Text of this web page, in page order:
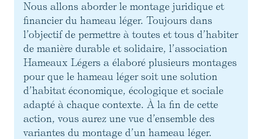
Nous allons aborder le montage juridique et
financier du hameau léger. Toujours dans
l’objectif de permettre à toutes et tous d’habiter
de manière durable et solidaire, l’association
Hameaux Légers a élaboré plusieurs montages
pour que le hameau léger soit une solution
d’habitat économique, écologique et sociale
adapté à chaque contexte. À la fin de cette
action, vous aurez une vue d’ensemble des
variantes du montage d’un hameau léger.